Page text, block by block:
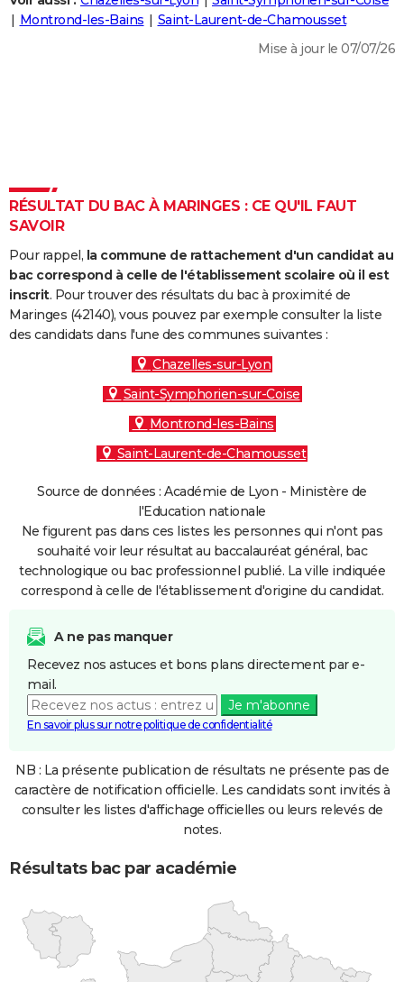
Destinations
City break
Voyage nature
Voyage de noces
Forum
Climat
PHOTO
Dictionnaire
Biographies
Citations
Expressions
Proverbes
PROGRAMME TV
S'inscrire
Se connecter
Lycées
Collèges
Primaires
Universités
Entreprises
Service militaire
Avis de recherche
AVIS DE DÉCÈS
FORUM
Montrond-les-Bains
Saint-Laurent-de-Chamousset
Mise à jour le 07/07/26
RÉSULTAT DU BAC À MARINGES : CE QU'IL FAUT
SAVOIR
Pour rappel, la commune de rattachement d'un candidat au
bac correspond à celle de l'établissement scolaire où il est
inscrit. Pour trouver des résultats du bac à proximité de
Maringes (42140), vous pouvez par exemple consulter la liste
des candidats dans l'une des communes suivantes :
Chazelles-sur-Lyon
Saint-Symphorien-sur-Coise
Montrond-les-Bains
Saint-Laurent-de-Chamousset
Source de données : Académie de Lyon - Ministère de
l'Education nationale
Ne figurent pas dans ces listes les personnes qui n'ont pas
souhaité voir leur résultat au baccalauréat général, bac
technologique ou bac professionnel publié. La ville indiquée
correspond à celle de l'établissement d'origine du candidat.
A ne pas manquer
Recevez nos astuces et bons plans directement par e-
mail.
Je m'abonne
En savoir plus sur notre politique de confidentialité
NB : La présente publication de résultats ne présente pas de
caractère de notification officielle. Les candidats sont invités à
consulter les listes d'affichage officielles ou leurs relevés de
notes.
Résultats bac par académie